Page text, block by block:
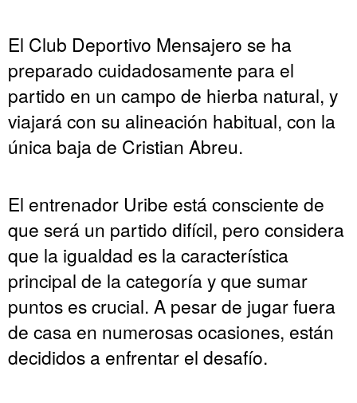
El Club Deportivo Mensajero se ha
preparado cuidadosamente para el
partido en un campo de hierba natural, y
viajará con su alineación habitual, con la
única baja de Cristian Abreu.
El entrenador Uribe está consciente de
que será un partido difícil, pero considera
que la igualdad es la característica
principal de la categoría y que sumar
puntos es crucial. A pesar de jugar fuera
de casa en numerosas ocasiones, están
decididos a enfrentar el desafío.